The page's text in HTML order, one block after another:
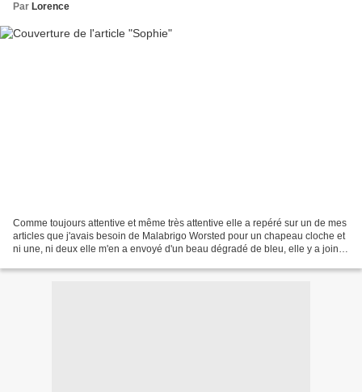
Par Lorence
Comme toujours attentive et même très attentive elle a repéré sur un de mes
articles que j'avais besoin de Malabrigo Worsted pour un chapeau cloche et
ni une, ni deux elle m'en a envoyé d'un beau dégradé de bleu, elle y a joint